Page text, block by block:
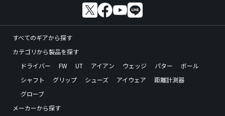
すべてのギアから探す
カテゴリから製品を探す
ドライバー
FW UT アイアン ウェッジ パター
ボール
シャフト
グリップ シューズ アイウェア
距離計測器
グローブ
メーカーから探す